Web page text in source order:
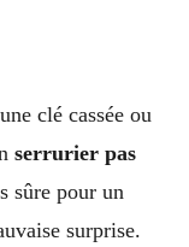
clé cassée ou
serrurier pas
sûre pour un
surprise.